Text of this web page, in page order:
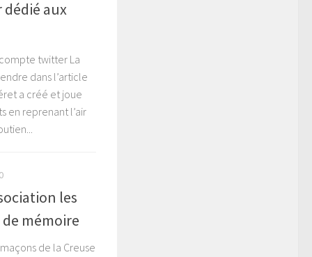
dédié aux
twitter La
dans l’article
a créé et joue
en reprenant l’air
les
mémoire
de la Creuse